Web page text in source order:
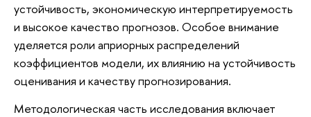
устойчивость, экономическую интерпретируемость
и высокое качество прогнозов. Особое внимание
уделяется роли априорных распределений
коэффициентов модели, их влиянию на устойчивость
оценивания и качеству прогнозирования.
Методологическая часть исследования включает